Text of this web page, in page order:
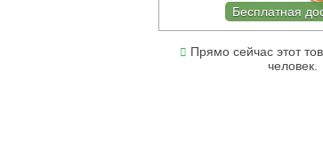
Бесплатная
Прямо сейчас этот
человек.